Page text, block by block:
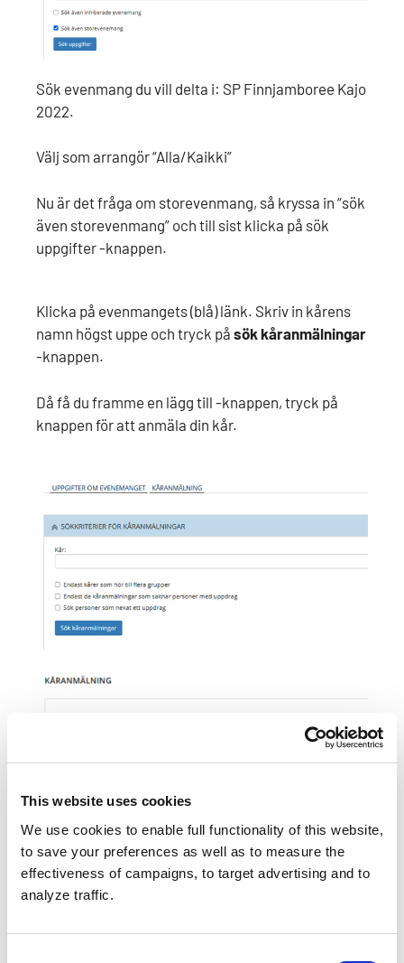
This website uses cookies
We use cookies to enable full functionality of this website,
to save your preferences as well as to measure the
effectiveness of campaigns, to target advertising and to
analyze traffic.
Sök evenmang du vill delta i: SP Finnjamboree Kajo
2022.
Välj som arrangör “Alla/Kaikki”
Nu är det fråga om storevenmang, så kryssa in “sök
även storevenmang” och till sist klicka på sök
uppgifter -knappen.
Klicka på evenmangets (blå) länk. Skriv in kårens
namn högst uppe och tryck på sök kåranmälningar
-knappen.
Då få du framme en lägg till -knappen, tryck på
knappen för att anmäla din kår.
Anmäla kåren genom att fylla i kårens namn. Här
lönar det sid att uppge namnen på de kårer som
anmäler sig tillsammans (t.ex. Scoutkåren Myrorna
och Scoutkåren Fyren). Alternativt kan ni använda
området ni kommer från.Namnet kan ändras i ett